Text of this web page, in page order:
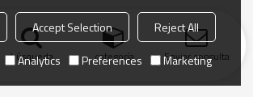
búsqueda categoría Enviar consulta
Accept Selection
Reject All
Analytics Preferences Marketing